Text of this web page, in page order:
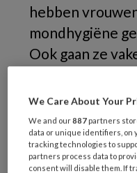
hebben
mondhygiëne
Ook gaan ze
tandpasta ze
hebben echter
slechtere
hormonale
We Care About Your
We and our887 partners
data or unique identifiers, on
tracking technologies to
partners process data to
consent will disable them. If